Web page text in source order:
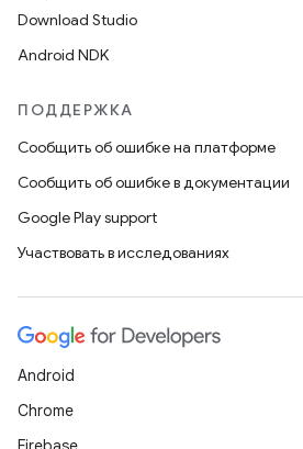
Download Studio
Android NDK
ПОДДЕРЖКА
Сообщить об ошибке на платформе
Сообщить об ошибке в документации
Google Play support
Участвовать в исследованиях
Android
Chrome